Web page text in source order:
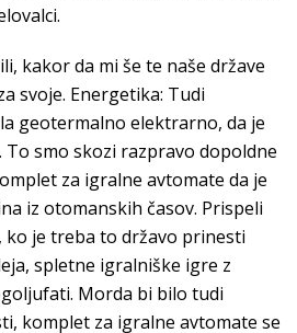
kakor da mi še te naše države
svoje. Energetika: Tudi
geotermalno elektrarno, da je
smo skozi razpravo dopoldne
za igralne avtomate da je
iz otomanskih časov. Prispeli
je treba to državo prinesti
spletne igralniške igre z
Morda bi bilo tudi
komplet za igralne avtomate se